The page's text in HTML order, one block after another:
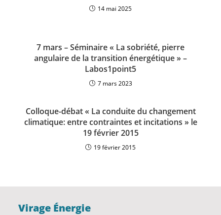
14 mai 2025
7 mars – Séminaire « La sobriété, pierre
angulaire de la transition énergétique » –
Labos1point5
7 mars 2023
Colloque-débat « La conduite du changement
climatique: entre contraintes et incitations » le
19 février 2015
19 février 2015
Virage Énergie